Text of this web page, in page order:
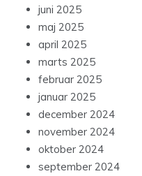
juni 2025
maj 2025
april 2025
marts 2025
februar 2025
januar 2025
december 2024
november 2024
oktober 2024
september 2024